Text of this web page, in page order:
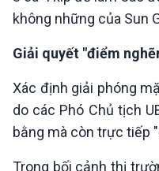
không những của Sun
Giải quyết "điểm
Xác định giải phóng
do các Phó Chủ tịch
bằng mà còn trực tiếp
Trong bối cảnh thị